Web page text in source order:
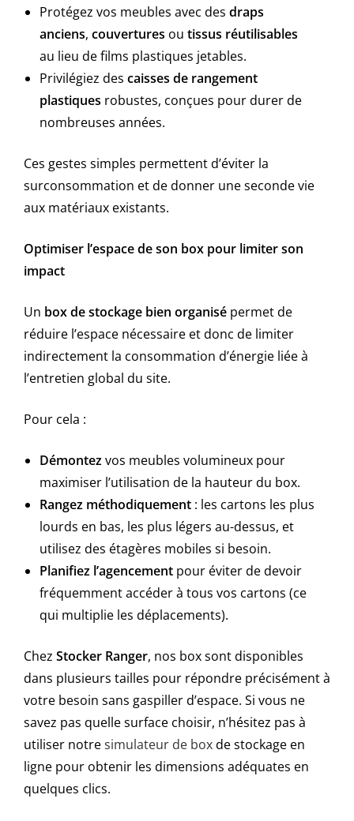
Protégez vos meubles avec des draps
anciens, couvertures ou tissus réutilisables
au lieu de films plastiques jetables.
Privilégiez des caisses de rangement
plastiques robustes, conçues pour durer de
nombreuses années.
Ces gestes simples permettent d’éviter la
surconsommation et de donner une seconde vie
aux matériaux existants.
Optimiser l’espace de son box pour limiter son
impact
Un box de stockage bien organisé permet de
réduire l’espace nécessaire et donc de limiter
indirectement la consommation d’énergie liée à
l’entretien global du site.
Pour cela :
Démontezvos meubles volumineux pour
maximiser l’utilisation de la hauteur du box.
Rangez méthodiquement : les cartons les plus
lourds en bas, les plus légers au-dessus, et
utilisez des étagères mobiles si besoin.
Planifiez l’agencement pour éviter de devoir
fréquemment accéder à tous vos cartons (ce
qui multiplie les déplacements).
Chez Stocker Ranger, nos box sont disponibles
dans plusieurs tailles pour répondre précisément à
votre besoin sans gaspiller d’espace. Si vous ne
savez pas quelle surface choisir, n’hésitez pas à
utiliser notresimulateur de boxde stockage en
ligne pour obtenir les dimensions adéquates en
quelques clics.